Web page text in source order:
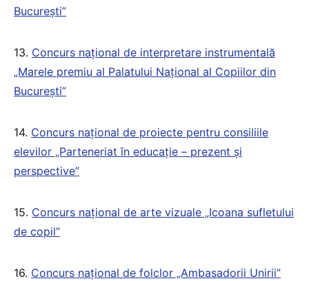
București”
13. Concurs național de interpretare instrumentală
„Marele premiu al Palatului Național al Copiilor din
București”
14. Concurs național de proiecte pentru consiliile
elevilor „Parteneriat în educaţie – prezent şi
perspective”
15. Concurs național de arte vizuale „Icoana sufletului
de copil”
16. Concurs național de folclor „Ambasadorii Unirii”